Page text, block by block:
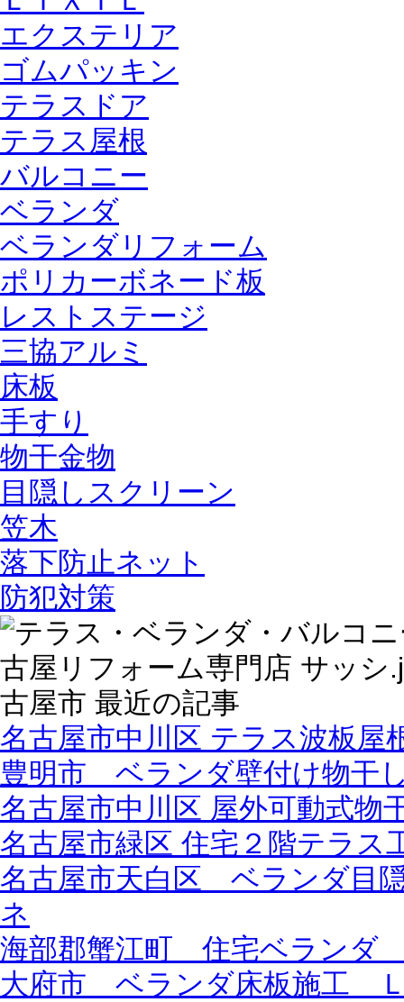
エクステリア
ゴムパッキン
テラスドア
テラス屋根
バルコニー
ベランダ
ベランダリフォーム
ポリカーボネード板
レストステージ
三協アルミ
床板
手すり
物干金物
目隠しスクリーン
笠木
落下防止ネット
防犯対策
名古屋市中川区 テラス波板屋
豊明市 ベランダ壁付け物干
名古屋市中川区 屋外可動式
名古屋市緑区 住宅２階テラス
名古屋市天白区 ベランダ目
ネ
海部郡蟹江町 住宅ベランダ
大府市 ベランダ床板施工